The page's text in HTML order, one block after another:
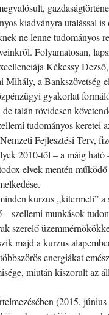
kiadványra utalással
ne lenne tudományos
Folyamatosan,
Kékessy
Mihály, a Bankszövetség
gyakorlat
talán rövidesen
tudományos keretei
Fejlesztési Terv,
2010-től – a máig
elvek mentén
kurzus „kitermeli”
– szellemi munkások
szerelő
majd a kurzus
energiákat
miután kiszorult az
(2015.